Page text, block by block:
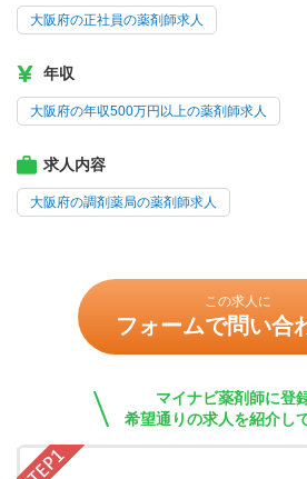
大阪府の正社員の薬剤師求人
年収
大阪府の年収500万円以上の薬剤師求人
求人内容
大阪府の調剤薬局の薬剤師求人
この求人に
フォームで問い合
マイナビ薬剤師に登
希望通りの求人を紹介し